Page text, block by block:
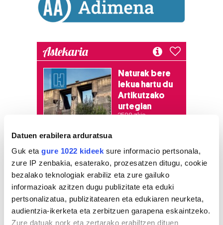
Datuen erabilera arduratsua
Guk eta gure 1022 kideek sure informacio pertsonala,
zure IP zenbakia, esaterako, prozesatzen ditugu, cookie
bezalako teknologiak erabiliz eta zure gailuko
informazioak azitzen dugu publizitate eta eduki
pertsonalizatua, publizitatearen eta edukiaren neurketa,
audientzia-ikerketa eta zerbitzuen garapena eskaintzeko.
Zure datuak nork eta zertarako erabiltzen dituen
Astekaria
Naturak bere
lekua hartu du
Artikutzako
urtegian
2.500 zkia.
Azken egunetako irakurrienak
1
Hizkuntza ere, kontsumo
irizpide